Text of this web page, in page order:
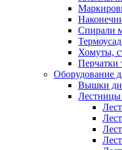
Спирали
Хомуты,
Перчатки
Оборудование
Вышки
Лестницы